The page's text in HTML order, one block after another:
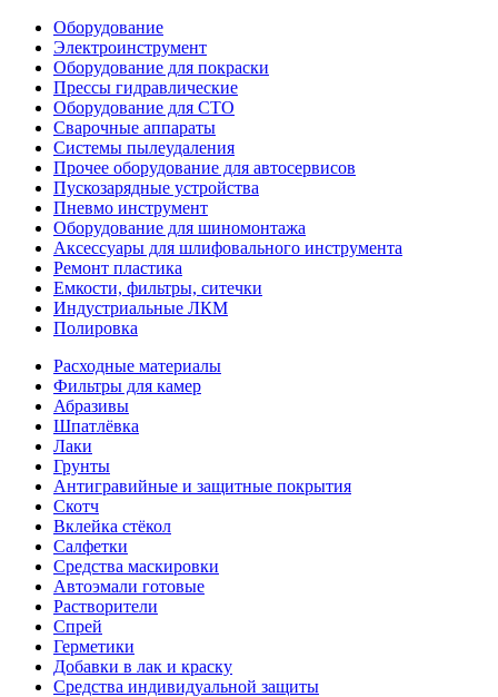
Оборудование
Электроинструмент
Оборудование для покраски
Прессы гидравлические
Оборудование для СТО
Сварочные аппараты
Системы пылеудаления
Прочее оборудование для автосервисов
Пускозарядные устройства
Пневмо инструмент
Оборудование для шиномонтажа
Аксессуары для шлифовального инструмента
Ремонт пластика
Емкости, фильтры, ситечки
Индустриальные ЛКМ
Полировка
Расходные материалы
Фильтры для камер
Абразивы
Шпатлёвка
Лаки
Грунты
Антигравийные и защитные покрытия
Скотч
Вклейка стёкол
Салфетки
Средства маскировки
Автоэмали готовые
Растворители
Спрей
Герметики
Добавки в лак и краску
Средства индивидуальной защиты